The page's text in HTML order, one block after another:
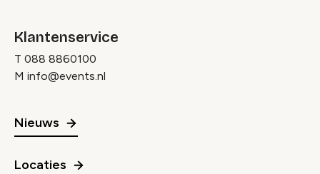
Klantenservice
T 088 8860100
M info@events.nl
Nieuws
Locaties